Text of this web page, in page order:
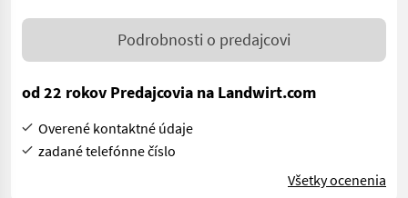
Podrobnosti o predajcovi
od 22 rokov Predajcovia na Landwirt.com
Overené kontaktné údaje
zadané telefónne číslo
Všetky ocenenia